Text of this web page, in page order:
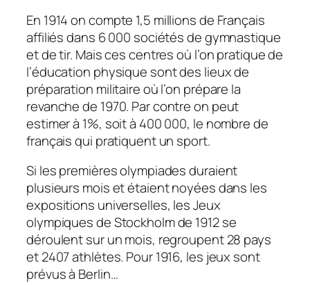
En 1914 on compte 1,5 millions de Français
affiliés dans 6 000 sociétés de gymnastique
et de tir. Mais ces centres où l’on pratique de
l’éducation physique sont des lieux de
préparation militaire où l’on prépare la
revanche de 1970. Par contre on peut
estimer à 1%, soit à 400 000, le nombre de
français qui pratiquent un sport.
Si les premières olympiades duraient
plusieurs mois et étaient noyées dans les
expositions universelles, les Jeux
olympiques de Stockholm de 1912 se
déroulent sur un mois, regroupent 28 pays
et 2407 athlètes. Pour 1916, les jeux sont
prévus à Berlin…